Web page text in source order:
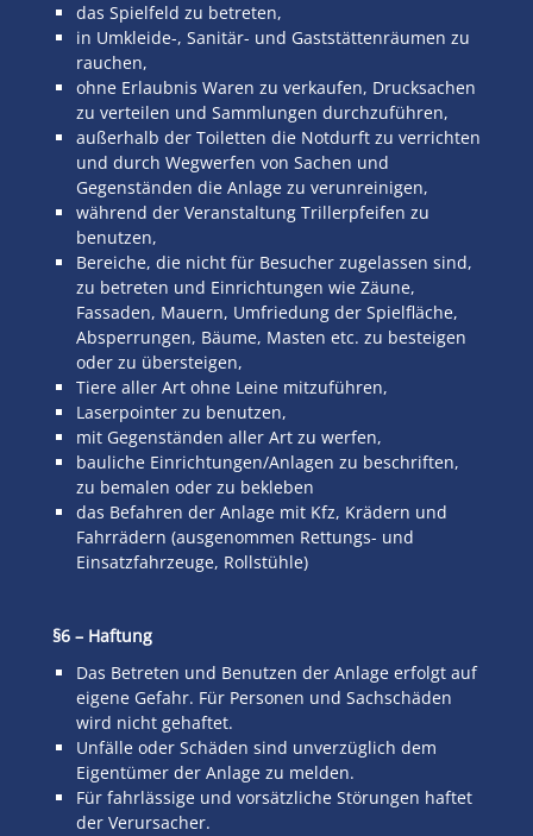
das Spielfeld zu betreten,
in Umkleide-, Sanitär- und Gaststättenräumen zu
rauchen,
ohne Erlaubnis Waren zu verkaufen, Drucksachen
zu verteilen und Sammlungen durchzuführen,
außerhalb der Toiletten die Notdurft zu verrichten
und durch Wegwerfen von Sachen und
Gegenständen die Anlage zu verunreinigen,
während der Veranstaltung Trillerpfeifen zu
benutzen,
Bereiche, die nicht für Besucher zugelassen sind,
zu betreten und Einrichtungen wie Zäune,
Fassaden, Mauern, Umfriedung der Spielfläche,
Absperrungen, Bäume, Masten etc. zu besteigen
oder zu übersteigen,
Tiere aller Art ohne Leine mitzuführen,
Laserpointer zu benutzen,
mit Gegenständen aller Art zu werfen,
bauliche Einrichtungen/Anlagen zu beschriften,
zu bemalen oder zu bekleben
das Befahren der Anlage mit Kfz, Krädern und
Fahrrädern (ausgenommen Rettungs- und
Einsatzfahrzeuge, Rollstühle)
§6 – Haftung
Das Betreten und Benutzen der Anlage erfolgt auf
eigene Gefahr. Für Personen und Sachschäden
wird nicht gehaftet.
Unfälle oder Schäden sind unverzüglich dem
Eigentümer der Anlage zu melden.
Für fahrlässige und vorsätzliche Störungen haftet
der Verursacher.